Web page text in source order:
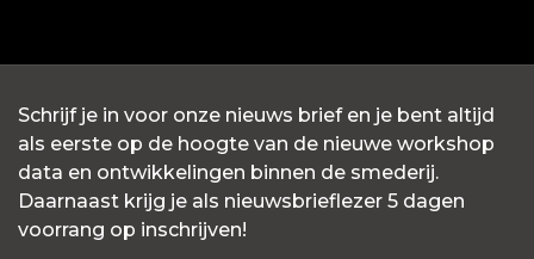
Schrijf je in voor onze nieuws brief en je bent altijd
als eerste op de hoogte van de nieuwe workshop
data en ontwikkelingen binnen de smederij.
Daarnaast krijg je als nieuwsbrieflezer 5 dagen
voorrang op inschrijven!